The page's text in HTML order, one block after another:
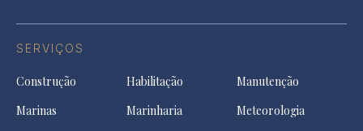
SERVIÇOS
Construção Habilitação
Manutenção
Marinas
Marinharia
Meteorologia